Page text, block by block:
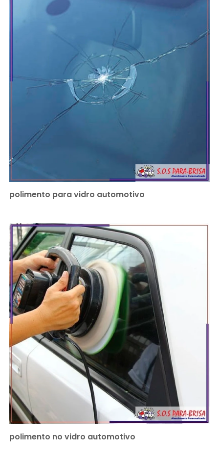
polimento para vidro automotivo
polimento no vidro automotivo